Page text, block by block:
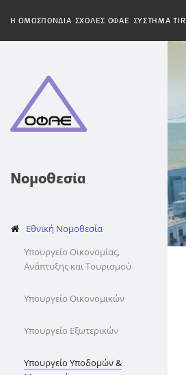
H ΟΜΟΣΠΟΝΔΙΑ ΣΧΟΛΕΣ ΟΦΑΕ ΣΥΣΤΗΜΑ TIR
Νομοθεσία
Εθνική Νομοθεσία
Υπουργείο Οικονομίας,
Ανάπτυξης και Τουρισμού
Υπουργείο Οικονομικών
Υπουργείο Εξωτερικών
Υπουργείο Υποδομών &